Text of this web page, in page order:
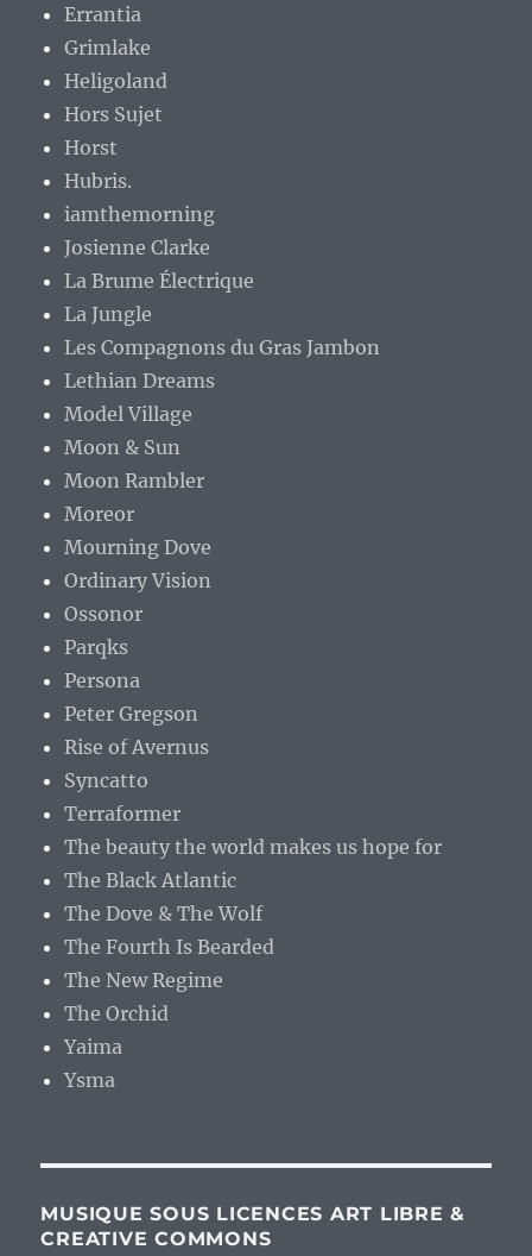
Errantia
Grimlake
Heligoland
Hors Sujet
Horst
Hubris.
iamthemorning
Josienne Clarke
La Brume Électrique
La Jungle
Les Compagnons du Gras Jambon
Lethian Dreams
Model Village
Moon & Sun
Moon Rambler
Moreor
Mourning Dove
Ordinary Vision
Ossonor
Parqks
Persona
Peter Gregson
Rise of Avernus
Syncatto
Terraformer
The beauty the world makes us hope for
The Black Atlantic
The Dove & The Wolf
The Fourth Is Bearded
The New Regime
The Orchid
Yaima
Ysma
MUSIQUE SOUS LICENCES ART LIBRE &
CREATIVE COMMONS